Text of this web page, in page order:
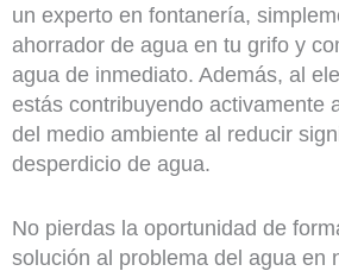
un experto en fontanería,
ahorrador de agua en tu grifo y
agua de inmediato. Además, al
estás contribuyendo activamente
del medio ambiente al reducir
desperdicio de agua.
No pierdas la oportunidad de
solución al problema del agua en